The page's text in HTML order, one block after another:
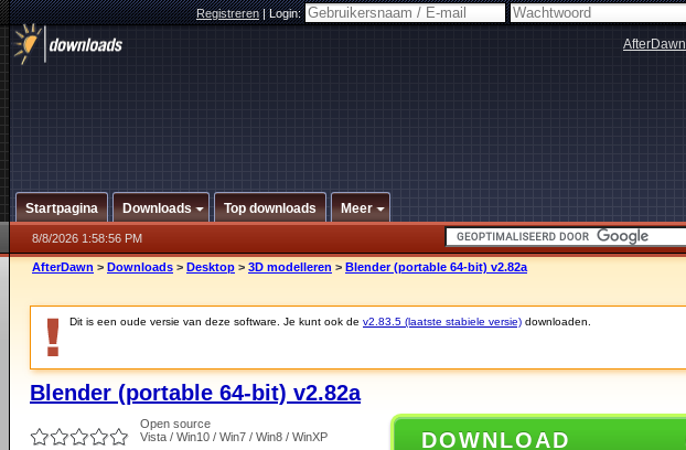
Registreren|Login:
AfterDawn
Startpagina Downloads Top downloads Meer
8/8/2026 1:58:56 PM
AfterDawn > Downloads > Desktop > 3D modelleren > Blender (portable 64-bit) v2.82a
Dit is een oude versie van deze software. Je kunt ook de v2.83.5 (laatste stabiele versie) downloaden.
Blender (portable 64-bit) v2.82a
Open source
Vista / Win10 / Win7 / Win8 / WinXP
DOWNLOAD